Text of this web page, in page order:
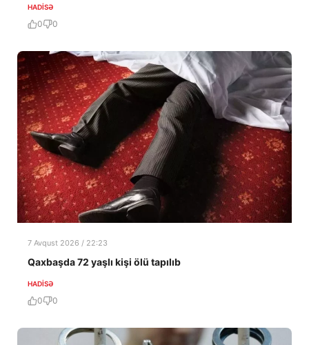
HADISƏ
0 0
7 Avqust 2026 / 22:23
Qaxbaşda 72 yaşlı kişi ölü tapılıb
HADISƏ
0 0